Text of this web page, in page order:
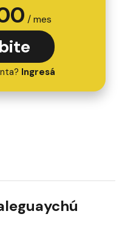
/ mes
Ingresá